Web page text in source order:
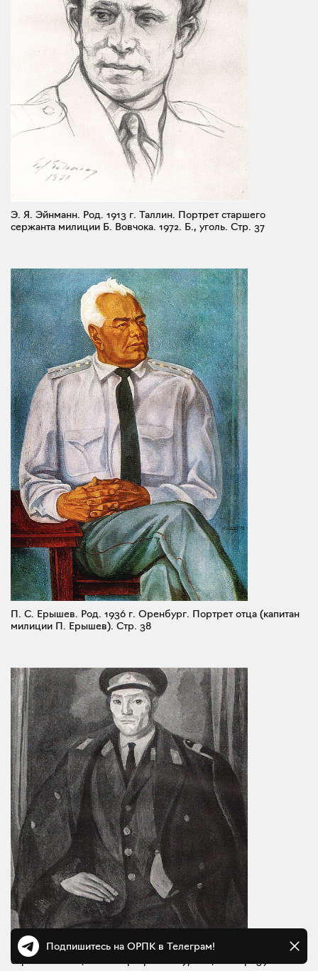
Э. Я. Эйнманн. Род. 1913 г. Таллин. Портрет старшего
сержанта милиции Б. Вовчока. 1972. Б., уголь. Стр. 37
П. С. Ерышев. Род. 1936 г. Оренбург. Портрет отца (капитан
милиции П. Ерышев). Стр. 38
Л. А. Бажбеук-Меликян. Род. 1922 г. Ереван. Старший
сержант милиции М. Мартиросян. 1972. X., м..
Подпишитесь на ОРПК в Телеграм!